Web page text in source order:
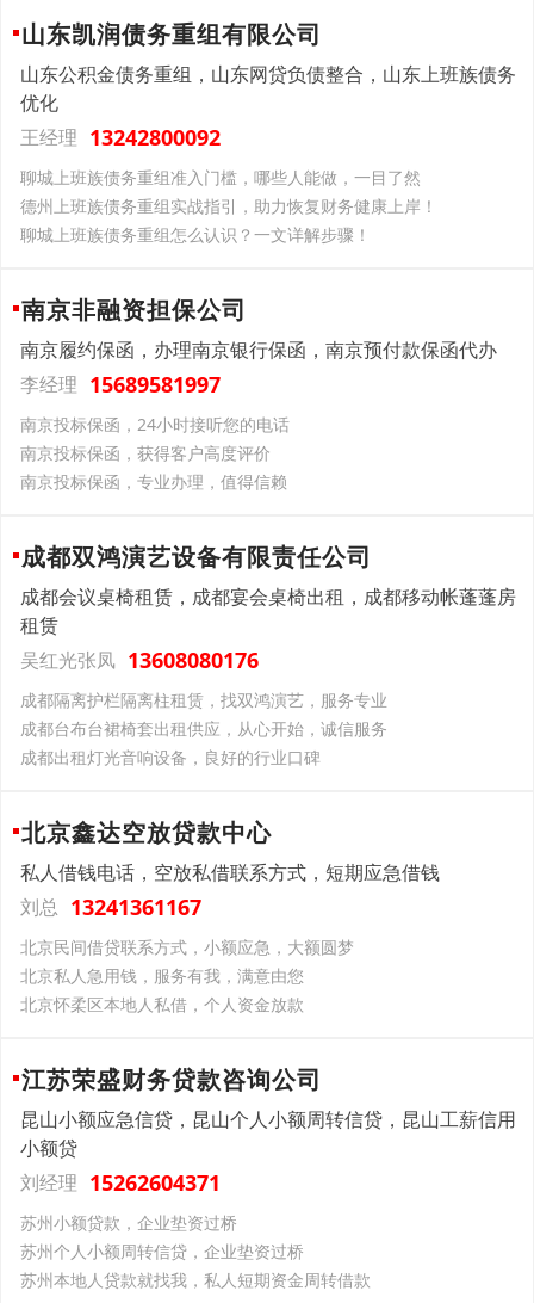
山东凯润债务重组有限公司
山东公积金债务重组，山东网贷负债整合，山东上班族债务
优化
王经理 13242800092
聊城上班族债务重组准入门槛，哪些人能做，一目了然
德州上班族债务重组实战指引，助力恢复财务健康上岸！
聊城上班族债务重组怎么认识？一文详解步骤！
南京非融资担保公司
南京履约保函，办理南京银行保函，南京预付款保函代办
李经理 15689581997
南京投标保函，24小时接听您的电话
南京投标保函，获得客户高度评价
南京投标保函，专业办理，值得信赖
成都双鸿演艺设备有限责任公司
成都会议桌椅租赁，成都宴会桌椅出租，成都移动帐蓬蓬房
租赁
吴红光张凤 13608080176
成都隔离护栏隔离柱租赁，找双鸿演艺，服务专业
成都台布台裙椅套出租供应，从心开始，诚信服务
成都出租灯光音响设备，良好的行业口碑
北京鑫达空放贷款中心
私人借钱电话，空放私借联系方式，短期应急借钱
刘总 13241361167
北京民间借贷联系方式，小额应急，大额圆梦
北京私人急用钱，服务有我，满意由您
北京怀柔区本地人私借，个人资金放款
江苏荣盛财务贷款咨询公司
昆山小额应急信贷，昆山个人小额周转信贷，昆山工薪信用
小额贷
刘经理 15262604371
苏州小额贷款，企业垫资过桥
苏州个人小额周转信贷，企业垫资过桥
苏州本地人贷款就找我，私人短期资金周转借款